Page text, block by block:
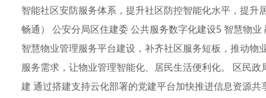
智能社区安防服务体系，提升社区防控智能化水平，提
畅通） 公安分局区住建委 公共服务数字化建设5 智慧物
智慧物业管理服务平台建设，补齐社区服务短板，推动
服务需求，让物业管理智能化、居民生活便利化。 区民
建 通过搭建支持云化部署的党建平台加快推进信息资源